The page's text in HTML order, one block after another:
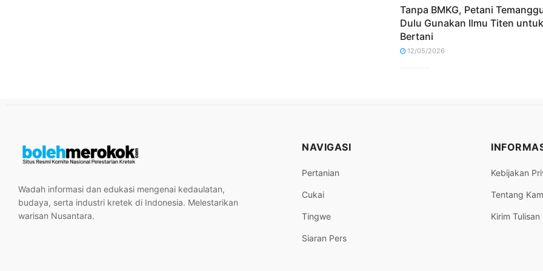
Tanpa BMKG, Petani
Dulu Gunakan Ilmu Titen untuk
Bertani
12/05/2026
Wadah informasi dan edukasi mengenai kedaulatan,
budaya, serta industri kretek di Indonesia. Melestarikan
warisan Nusantara.
NAVIGASI
Pertanian
Cukai
Tingwe
Siaran Pers
Kebijakan
Tentang
Kirim Tulisan